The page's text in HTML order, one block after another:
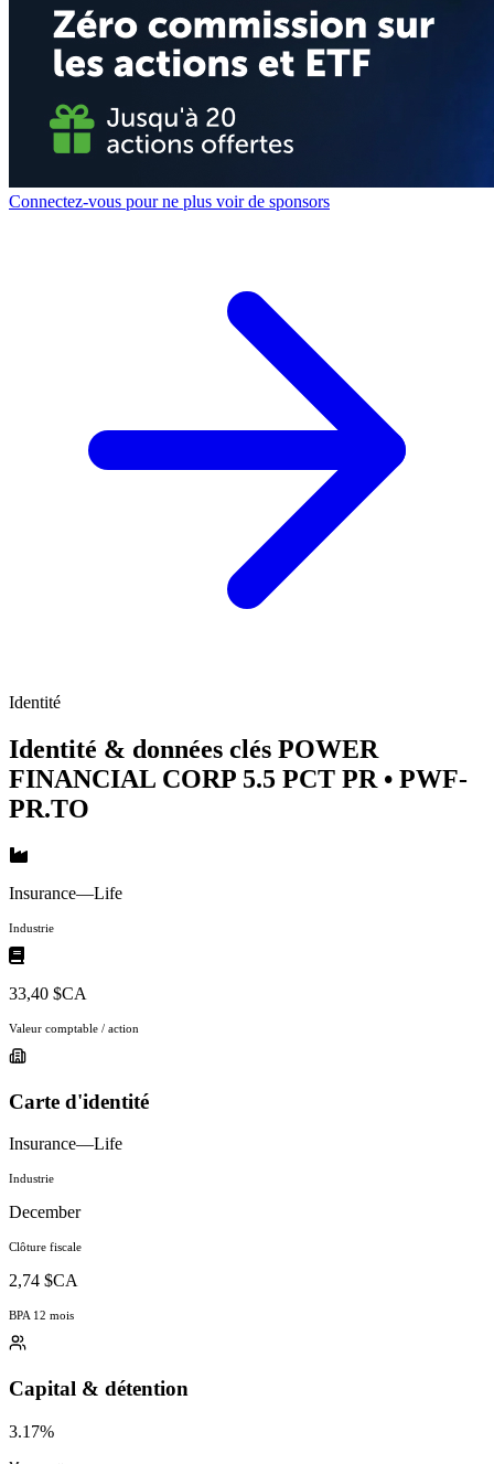
Connectez-vous pour ne plus voir de sponsors
Identité
Identité & données clés POWER
FINANCIAL CORP 5.5 PCT PR • PWF-
PR.TO
Insurance—Life
Industrie
33,40 $CA
Valeur comptable / action
Carte d'identité
Insurance—Life
Industrie
December
Clôture fiscale
2,74 $CA
BPA 12 mois
Capital & détention
3.17%